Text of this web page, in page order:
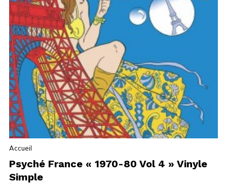
Accueil
Psyché France « 1970-80 Vol 4 » Vinyle
Simple